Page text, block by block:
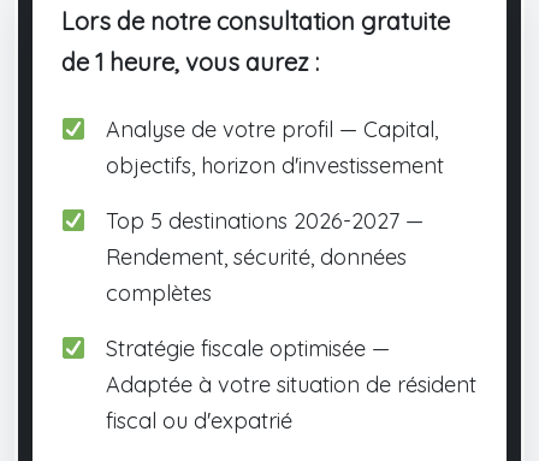
Lors de notre consultation gratuite
de 1 heure, vous aurez :
Analyse de votre profil — Capital,
objectifs, horizon d'investissement
Top 5 destinations 2026-2027 —
Rendement, sécurité, données
complètes
Stratégie fiscale optimisée —
Adaptée à votre situation de résident
fiscal ou d'expatrié